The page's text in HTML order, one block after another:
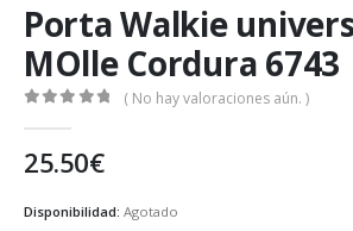
Porta Walkie
MOlle Cordura 6743
( No hay valoraciones aún. )
25.50€
Disponibilidad: Agotado